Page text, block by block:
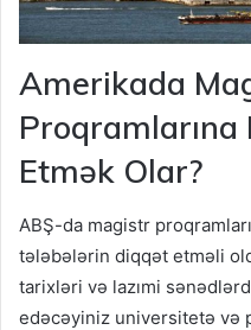
Amerikada
Etmək Olar?
ABŞ-da magistr
tələbələrin diqqət etməli
tarixləri və lazımi
edəcəyiniz universitetə və